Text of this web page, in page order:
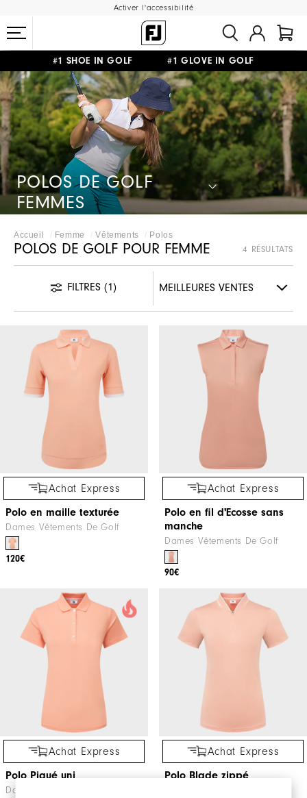
Activer l'accessibilité
#1 SHOE IN GOLF #1 GLOVE IN GOLF
LIVRAISON OFFERTE DÈS 99€+&RETOUR GRATUIT
POLOS DE GOLF
FEMMES
Accueil Femme Vêtements Polos
POLOS DE GOLF POUR FEMME 4 RÉSULTATS
FILTRES (1)
Achat Express
Polo en maille texturée
Dames Vêtements De Golf
120€
Achat Express
Polo en fil d'Ecosse sans
manche
Dames Vêtements De Golf
90€
Achat Express
Polo Piqué uni
Dames Vêtements De Golf
Achat Express
Polo Blade zippé